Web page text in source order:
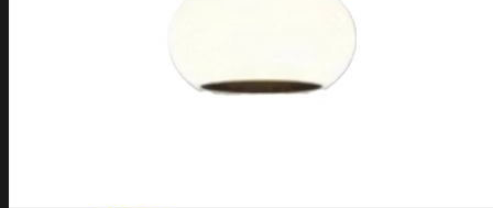
Downlight LED COB
DOWNLIGHT GU10 MR16 MR11